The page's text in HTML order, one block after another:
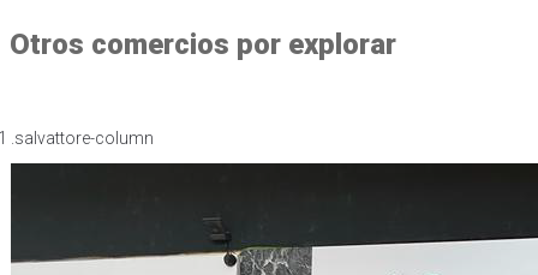
Otros comercios por explorar